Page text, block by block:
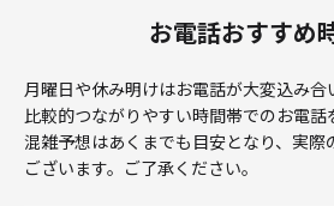
お電話おすすめ
月曜日や休み明けはお電話が大変込み合
比較的つながりやすい時間帯でのお電話
混雑予想はあくまでも目安となり、実際
ございます。ご了承ください。